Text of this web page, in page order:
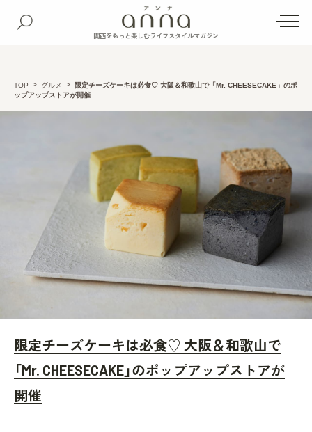
関西をもっと楽しむライフスタイルマガジン
TOP グルメ
限定チーズケーキは必食♡ 大阪＆和歌山で「Mr. CHEESECAKE」のポ
ップアップストアが開催
限定チーズケーキは必食♡ 大阪＆和歌山で
「Mr. CHEESECAKE」のポップアップストアが
開催